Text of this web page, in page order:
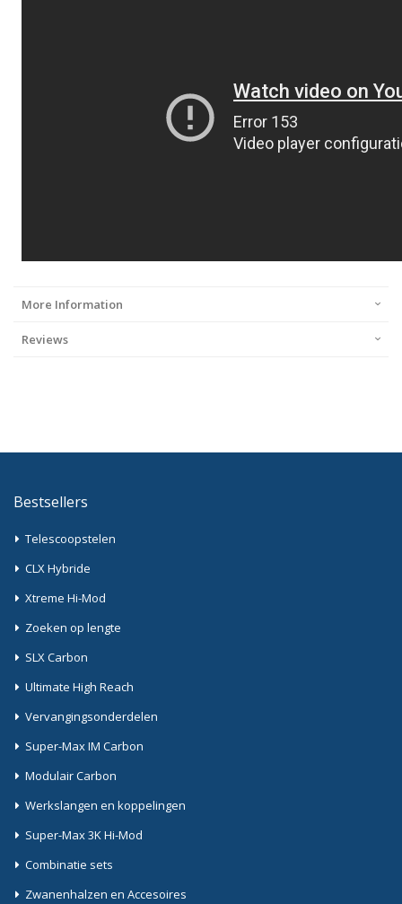
More Information
Reviews
Bestsellers
Telescoopstelen
CLX Hybride
Xtreme Hi-Mod
Zoeken op lengte
SLX Carbon
Ultimate High Reach
Vervangingsonderdelen
Super-Max IM Carbon
Modulair Carbon
Werkslangen en koppelingen
Super-Max 3K Hi-Mod
Combinatie sets
Zwanenhalzen en Accesoires